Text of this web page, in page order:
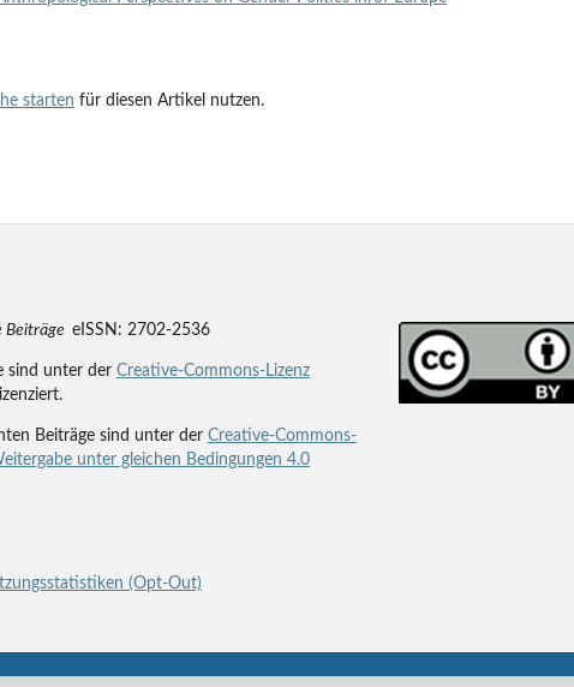
starten für diesen Artikel nutzen.
Beiträge eISSN: 2702-2536
sind unter der Creative-Commons-Lizenz
lizenziert.
Beiträge sind unter der Creative-Commons-
unter gleichen Bedingungen 4.0
(Opt-Out)